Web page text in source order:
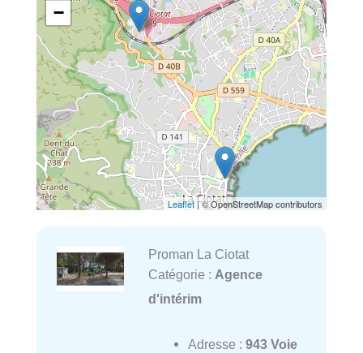
−
Leaflet| © OpenStreetMap contributors
Proman La Ciotat
Catégorie : Agence
d'intérim
Adresse : 943 Voie